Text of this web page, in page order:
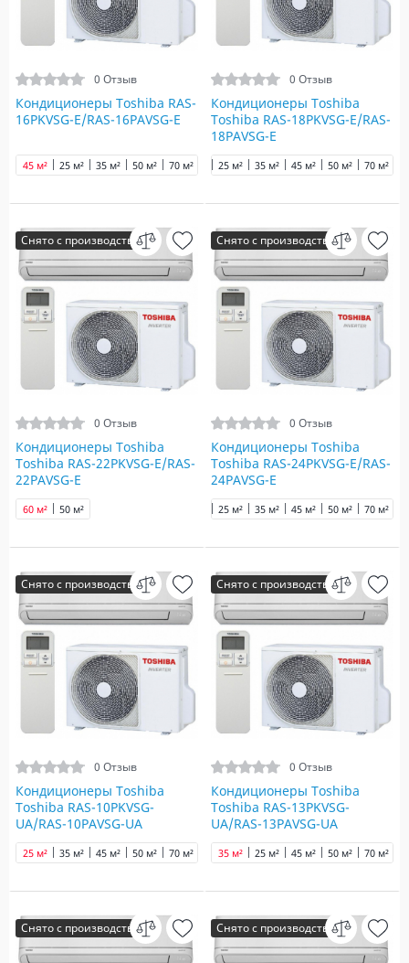
0 Отзыв
Кондиционеры Toshiba RAS-
16PKVSG-E/RAS-16PAVSG-E
25 м² 35 м²
45 м² 50 м² 70 м²
0 Отзыв
Кондиционеры Toshiba
Toshiba RAS-18PKVSG-E/RAS-
18PAVSG-E
25 м² 35 м² 45 м² 50 м² 70 м²
Снято с производства
0 Отзыв
Кондиционеры Toshiba
Toshiba RAS-22PKVSG-E/RAS-
22PAVSG-E
50 м²
60 м²
Снято с производства
0 Отзыв
Кондиционеры Toshiba
Toshiba RAS-24PKVSG-E/RAS-
24PAVSG-E
25 м² 35 м² 45 м² 50 м² 70 м²
Снято с производства
0 Отзыв
Кондиционеры Toshiba
Toshiba RAS-10PKVSG-
UA/RAS-10PAVSG-UA
25 м² 35 м² 45 м² 50 м² 70 м²
Снято с производства
0 Отзыв
Кондиционеры Toshiba
Toshiba RAS-13PKVSG-
UA/RAS-13PAVSG-UA
25 м²
35 м² 45 м² 50 м² 70 м²
Снято с производства Снято с производства